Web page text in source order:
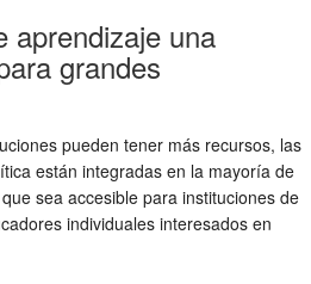
aprendizaje una
grandes
pueden tener más recursos, las
están integradas en la mayoría de
sea accesible para instituciones de
individuales interesados en